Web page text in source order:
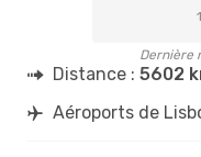
Dernière
Distance : 5602
Aéroports de